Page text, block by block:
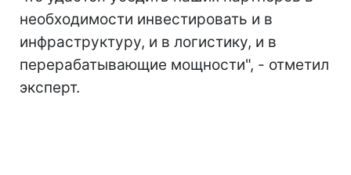
необходимости инвестировать и в
инфраструктуру, и в логистику, и в
перерабатывающие мощности", - отметил
эксперт.